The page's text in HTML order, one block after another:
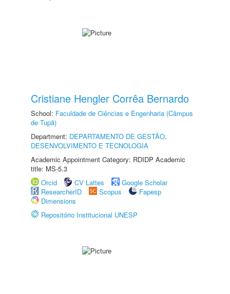
Cristiane Hengler Corrêa Bernardo
School: Faculdade de Ciências e Engenharia (Câmpus
de Tupã)
Department: DEPARTAMENTO DE GESTÃO,
DESENVOLVIMENTO E TECNOLOGIA
Academic Appointment Category: RDIDP Academic
title: MS-5.3
Orcid
CV Lattes
Google Scholar
ResearcherID
Scopus
Fapesp
Dimensions
Repositório Institucional UNESP